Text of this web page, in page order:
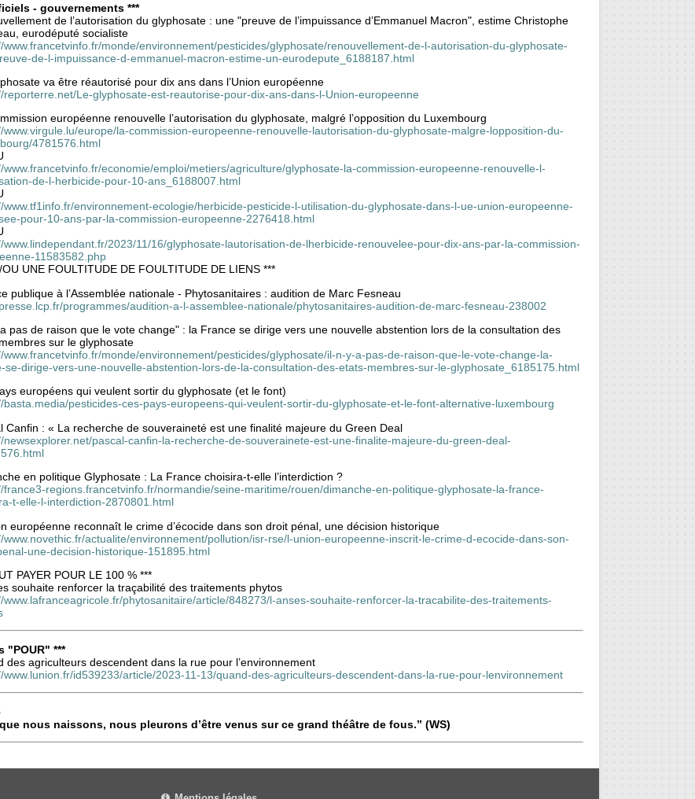
- gouvernements ***
de l’autorisation du glyphosate : une "preuve de l’impuissance d’Emmanuel Macron", estime Christophe
eurodéputé socialiste
www.francetvinfo.fr/monde/environnement/pesticides/glyphosate/renouvellement-de-l-autorisation-du-glyphosate-
de-l-impuissance-d-emmanuel-macron-estime-un-eurodepute_6188187.html
va être réautorisé pour dix ans dans l’Union européenne
reporterre.net/Le-glyphosate-est-reautorise-pour-dix-ans-dans-l-Union-europeenne
européenne renouvelle l’autorisation du glyphosate, malgré l’opposition du Luxembourg
www.virgule.lu/europe/la-commission-europeenne-renouvelle-lautorisation-du-glyphosate-malgre-lopposition-du-
4781576.html
www.francetvinfo.fr/economie/emploi/metiers/agriculture/glyphosate-la-commission-europeenne-renouvelle-l-
de-l-herbicide-pour-10-ans_6188007.html
www.tf1info.fr/environnement-ecologie/herbicide-pesticide-l-utilisation-du-glyphosate-dans-l-ue-union-europeenne-
pour-10-ans-par-la-commission-europeenne-2276418.html
www.lindependant.fr/2023/11/16/glyphosate-lautorisation-de-lherbicide-renouvelee-pour-dix-ans-par-la-commission-
11583582.php
OU UNE FOULTITUDE DE FOULTITUDE DE LIENS ***
publique à l’Assemblée nationale - Phytosanitaires : audition de Marc Fesneau
programmes/audition-a-l-assemblee-nationale/phytosanitaires-audition-de-marc-fesneau-238002
a pas de raison que le vote change" : la France se dirige vers une nouvelle abstention lors de la consultation des
sur le glyphosate
www.francetvinfo.fr/monde/environnement/pesticides/glyphosate/il-n-y-a-pas-de-raison-que-le-vote-change-la-
se-dirige-vers-une-nouvelle-abstention-lors-de-la-consultation-des-etats-membres-sur-le-glyphosate_6185175.html
européens qui veulent sortir du glyphosate (et le font)
basta.media/pesticides-ces-pays-europeens-qui-veulent-sortir-du-glyphosate-et-le-font-alternative-luxembourg
Canfin : « La recherche de souveraineté est une finalité majeure du Green Deal
newsexplorer.net/pascal-canfin-la-recherche-de-souverainete-est-une-finalite-majeure-du-green-deal-
en politique Glyphosate : La France choisira-t-elle l’interdiction ?
france3-regions.francetvinfo.fr/normandie/seine-maritime/rouen/dimanche-en-politique-glyphosate-la-france-
t-elle-l-interdiction-2870801.html
européenne reconnaît le crime d’écocide dans son droit pénal, une décision historique
www.novethic.fr/actualite/environnement/pollution/isr-rse/l-union-europeenne-inscrit-le-crime-d-ecocide-dans-son-
une-decision-historique-151895.html
PAYER POUR LE 100 % ***
souhaite renforcer la traçabilité des traitements phytos
www.lafranceagricole.fr/phytosanitaire/article/848273/l-anses-souhaite-renforcer-la-tracabilite-des-traitements-
"POUR" ***
des agriculteurs descendent dans la rue pour l’environnement
www.lunion.fr/id539233/article/2023-11-13/quand-des-agriculteurs-descendent-dans-la-rue-pour-lenvironnement
nous naissons, nous pleurons d’être venus sur ce grand théâtre de fous.” (WS)